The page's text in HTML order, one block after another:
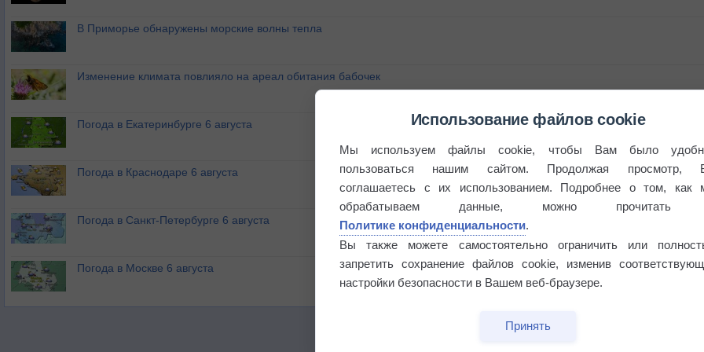
В Приморье обнаружены морские волны тепла
Изменение климата повлияло на ареал обитания бабочек
Погода в Екатеринбурге 6 августа
Погода в Краснодаре 6 августа
Погода в Санкт-Петербурге 6 августа
Погода в Москве 6 августа
Использование файлов cookie
Мы используем файлы cookie, чтобы Вам было
пользоваться нашим сайтом. Продолжая просмотр,
соглашаетесь с их использованием. Подробнее о том, как
обрабатываем данные, можно прочитать
Политике конфиденциальности.
Вы также можете самостоятельно ограничить или
запретить сохранение файлов cookie, изменив
настройки безопасности в Вашем веб-браузере.
Принять